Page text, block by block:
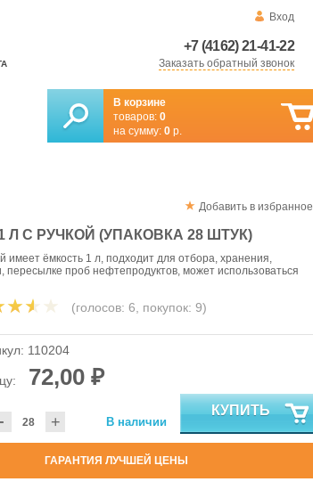
Вход
+7 (4162) 21-41-22
Заказать обратный звонок
В корзине
товаров: 0
на сумму: 0 р.
Добавить в избранное
Л С РУЧКОЙ (УПАКОВКА 28 ШТУК)
имеет ёмкость 1 л, подходит для отбора, хранения,
пересылке проб нефтепродуктов, может использоваться
(голосов: 6, покупок: 9)
110204
72,00 ₽
+ В наличии
КУПИТЬ
ГАРАНТИЯ ЛУЧШЕЙ ЦЕНЫ